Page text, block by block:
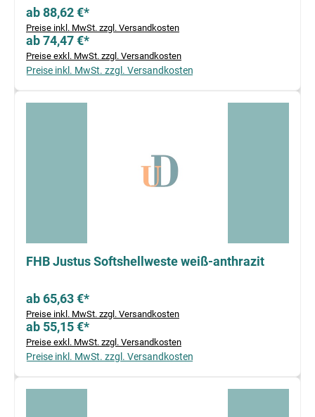
ab 88,62 €*
Preise inkl. MwSt. zzgl. Versandkosten
ab 74,47 €*
Preise exkl. MwSt. zzgl. Versandkosten
Preise inkl. MwSt. zzgl. Versandkosten
FHB Justus Softshellweste weiß-anthrazit
ab 65,63 €*
Preise inkl. MwSt. zzgl. Versandkosten
ab 55,15 €*
Preise exkl. MwSt. zzgl. Versandkosten
Preise inkl. MwSt. zzgl. Versandkosten